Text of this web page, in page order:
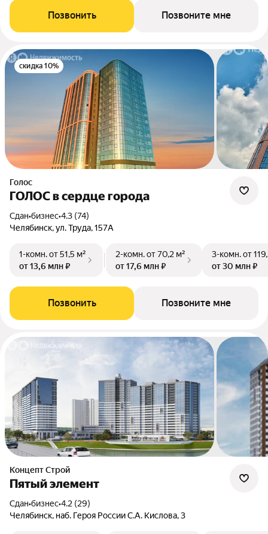
Позвонить Позвоните мне
скидка 10%
Голос
ГОЛОС в сердце города
Сдан•бизнес•4.3 (74)
Челябинск, ул. Труда, 157А
1-комн.от 51,5 м²
от 13,6 млн ₽
2-комн.от 70,2 м²
от 17,6 млн ₽
3-комн.от
от 30 млн ₽
Позвонить Позвоните мне
Концепт Строй
Пятый элемент
Сдан•бизнес•4.2 (29)
Челябинск, наб. Героя России С.А. Кислова, 3